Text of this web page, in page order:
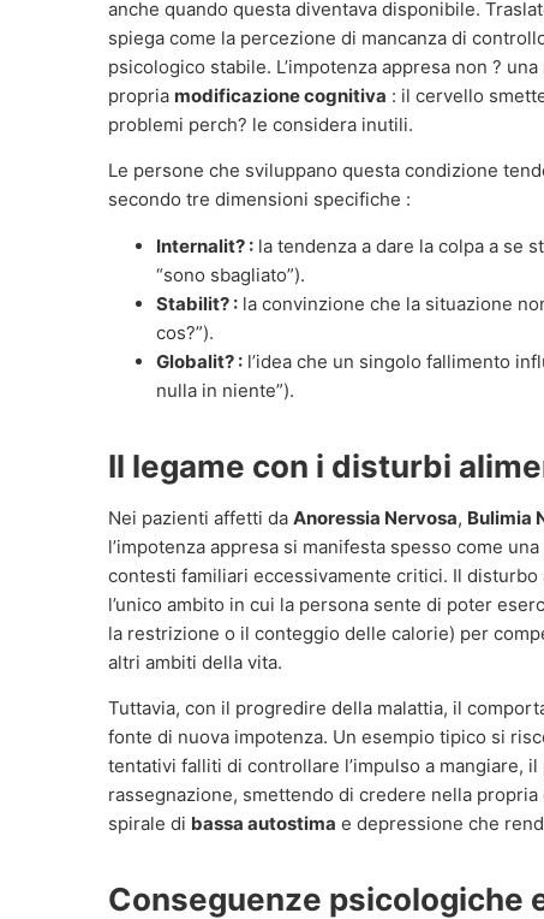
anche quando questa diventava disponibile.
spiega come la percezione di mancanza di
psicologico stabile. L’impotenza appresa non ?
propria modificazione cognitiva : il cervello
problemi perch? le considera inutili.
Le persone che sviluppano questa condizione
secondo tre dimensioni specifiche :
Internalit? : la tendenza a dare la colpa a se
“sono sbagliato”).
Stabilit? : la convinzione che la situazione
cos?”).
Globalit? : l’idea che un singolo fallimento
nulla in niente”).
Il legame con i disturbi
Nei pazienti affetti da Anoressia Nervosa, Bulimia
l’impotenza appresa si manifesta spesso come
contesti familiari eccessivamente critici. Il
l’unico ambito in cui la persona sente di poter
la restrizione o il conteggio delle calorie) per
altri ambiti della vita.
Tuttavia, con il progredire della malattia, il
fonte di nuova impotenza. Un esempio tipico si
tentativi falliti di controllare l’impulso a mangiare,
rassegnazione, smettendo di credere nella
spirale di bassa autostima e depressione che
Conseguenze psicologiche